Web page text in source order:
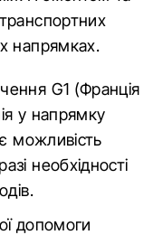
напрямках.
G1 (Франція
у напрямку
можливість
необхідності
допомоги